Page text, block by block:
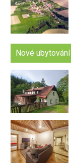
Nové ubytování